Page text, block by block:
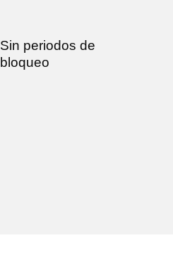
Sin periodos de
bloqueo